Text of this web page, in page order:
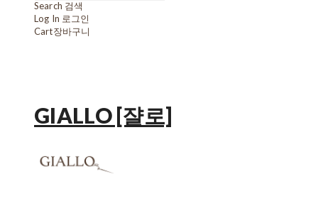
Search 검색
Log In 로그인
Cart장바구니
GIALLO [쟐로]